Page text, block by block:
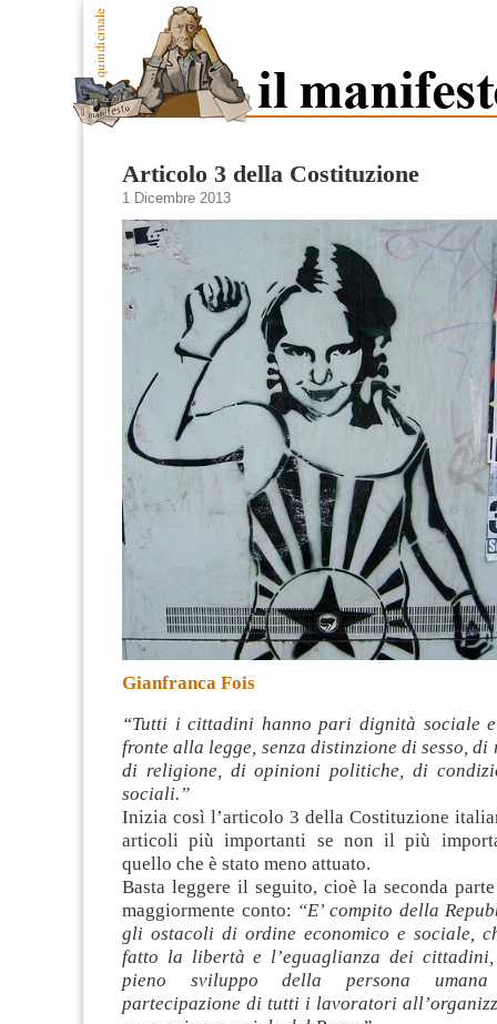
Articolo 3 della Costituzione
1 Dicembre 2013
Gianfranca Fois
“Tutti i cittadini hanno pari dignità sociale
fronte alla legge, senza distinzione di sesso,
di religione, di opinioni politiche, di
sociali.”
Inizia così l’articolo 3 della Costituzione
articoli più importanti se non il più
quello che è stato meno attuato.
Basta leggere il seguito, cioè la seconda
maggiormente conto: “E’ compito della
gli ostacoli di ordine economico e sociale,
fatto la libertà e l’eguaglianza dei
pieno sviluppo della persona
partecipazione di tutti i lavoratori